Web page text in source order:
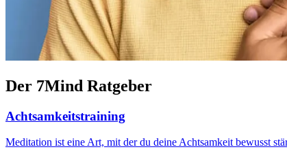
Der 7Mind Ratgeber
Achtsamkeitstraining
Meditation ist eine Art, mit der du deine Achtsamkeit bewusst